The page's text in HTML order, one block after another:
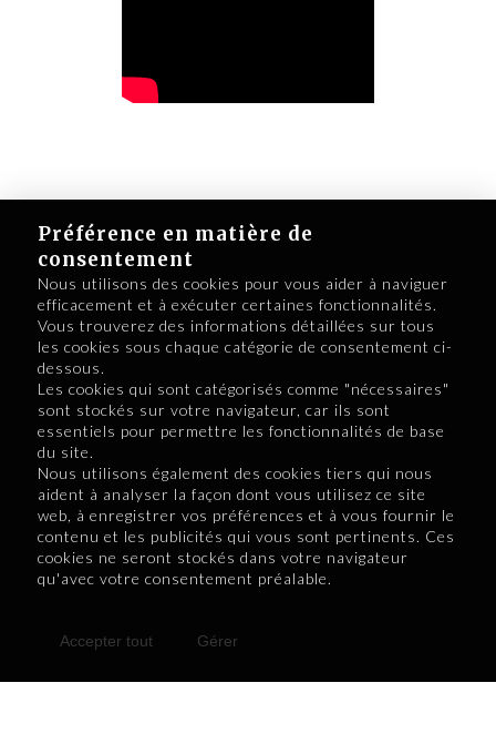
Préférence en matière de
consentement
Nous utilisons des cookies pour vous aider à naviguer
efficacement et à exécuter certaines fonctionnalités.
Vous trouverez des informations détaillées sur tous
les cookies sous chaque catégorie de consentement ci-
dessous.
Les cookies qui sont catégorisés comme "nécessaires"
sont stockés sur votre navigateur, car ils sont
essentiels pour permettre les fonctionnalités de base
du site.
Nous utilisons également des cookies tiers qui nous
aident à analyser la façon dont vous utilisez ce site
web, à enregistrer vos préférences et à vous fournir le
contenu et les publicités qui vous sont pertinents. Ces
cookies ne seront stockés dans votre navigateur
qu'avec votre consentement préalable.
Accepter tout Gérer
Retour à la page principale